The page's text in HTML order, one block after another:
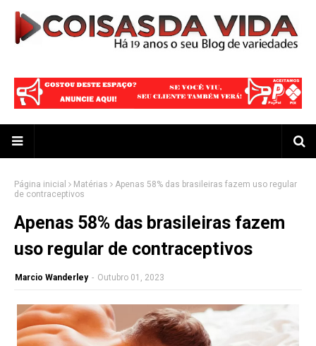
Página inicial Matérias
Apenas 58% das brasileiras fazem uso regular
de contraceptivos
Apenas 58% das brasileiras fazem
uso regular de contraceptivos
Marcio Wanderley - Outubro 01, 2023